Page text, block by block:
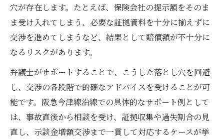
穴が存在します。たとえば、保険会社の提示額をそのま
ま受け入れてしまう、必要な証拠資料を十分に揃えずに
交渉を進めてしまうなど、結果として賠償額が不十分に
なるリスクがあります。
弁護士がサポートすることで、こうした落とし穴を回避
し、交渉の各段階で的確なアドバイスを受けることが可
能です。阪急今津線沿線での具体的なサポート例として
は、事故直後から相談を受け、証拠収集や過失割合の見
直し、示談金増額交渉まで一貫して対応するケースが挙